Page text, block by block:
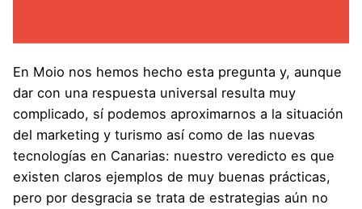
En Moio nos hemos hecho esta pregunta y, aunque
dar con una respuesta universal resulta muy
complicado, sí podemos aproximarnos a la situación
del marketing y turismo así como de las nuevas
tecnologías en Canarias: nuestro veredicto es que
existen claros ejemplos de muy buenas prácticas,
pero por desgracia se trata de estrategias aún no